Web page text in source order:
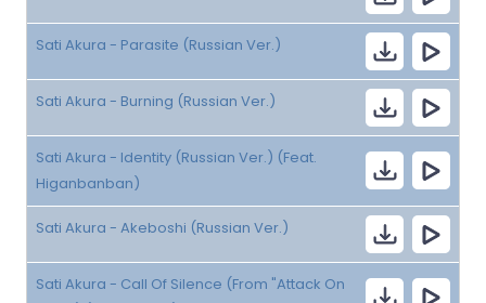
Sati Akura - Parasite (Russian Ver.)
Sati Akura - Burning (Russian Ver.)
Sati Akura - Identity (Russian Ver.) (Feat.
Higanbanban)
Sati Akura - Akeboshi (Russian Ver.)
Sati Akura - Call Of Silence (From "Attack On